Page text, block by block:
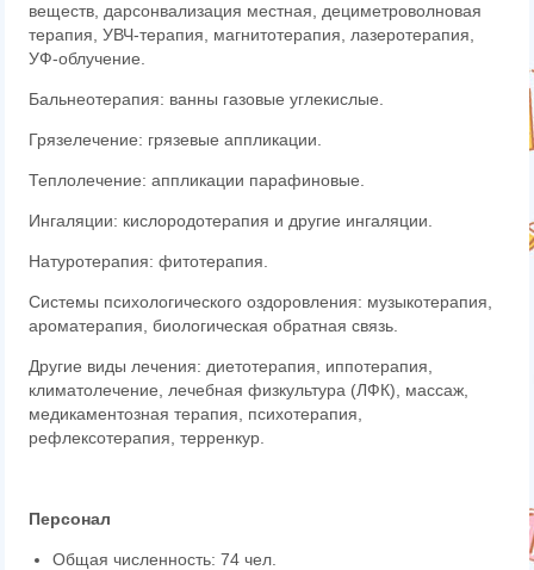
веществ, дарсонвализация местная, дециметроволновая
терапия, УВЧ-терапия, магнитотерапия, лазеротерапия,
УФ-облучение.
Бальнеотерапия: ванны газовые углекислые.
Грязелечение: грязевые аппликации.
Теплолечение: аппликации парафиновые.
Ингаляции: кислородотерапия и другие ингаляции.
Натуротерапия: фитотерапия.
Системы психологического оздоровления: музыкотерапия,
ароматерапия, биологическая обратная связь.
Другие виды лечения: диетотерапия, иппотерапия,
климатолечение, лечебная физкультура (ЛФК), массаж,
медикаментозная терапия, психотерапия,
рефлексотерапия, терренкур.
Персонал
Общая численность: 74 чел.